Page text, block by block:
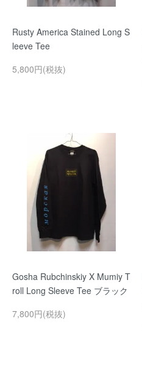
Rusty America Stained Long S
leeve Tee
5,800円(税抜)
Gosha Rubchinskiy X Mumiy T
roll Long Sleeve Tee ブラック
7,800円(税抜)